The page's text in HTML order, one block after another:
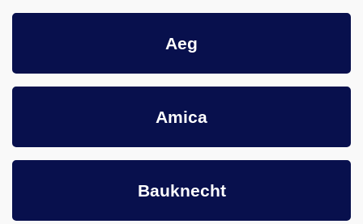
Aeg
Amica
Bauknecht